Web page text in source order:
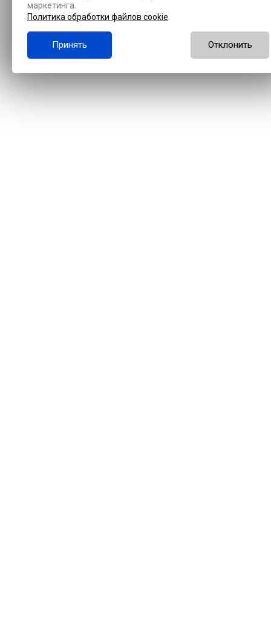
маркетинга.
Политика обработки файлов cookie.
Принять Отклонить